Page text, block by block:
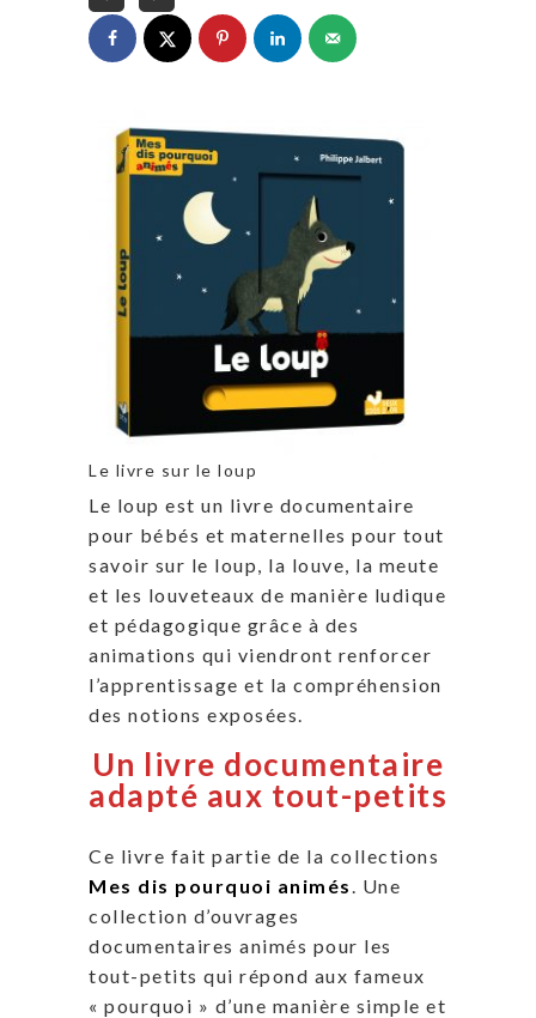
Le livre sur le loup
Le loup est un livre documentaire
pour bébés et maternelles pour tout
savoir sur le loup, la louve, la meute
et les louveteaux de manière ludique
et pédagogique grâce à des
animations qui viendront renforcer
l’apprentissage et la compréhension
des notions exposées.
Un livre documentaire
adapté aux tout-petits
Ce livre fait partie de la collections
Mes dis pourquoi animés
. Une
collection d’ouvrages
documentaires animés pour les
tout-petits qui répond aux fameux
« pourquoi » d’une manière simple et